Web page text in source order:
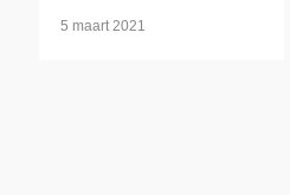
5 maart 2021